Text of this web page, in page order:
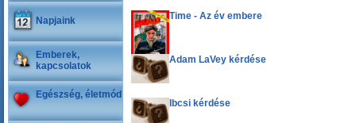
Napjaink
Emberek,
kapcsolatok
Egészség, életmód
Time - Az év embere
Adam LaVey kérdése
Ibcsi kérdése